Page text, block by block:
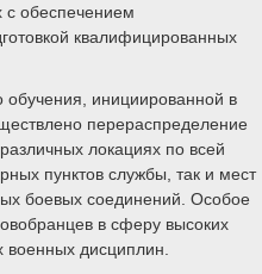
с обеспечением
квалифицированных
обучения, инициированной в
перераспределение
локациях по всей
пунктов службы, так и мест
боевых соединений. Особое
в сферу высоких
военных дисциплин.